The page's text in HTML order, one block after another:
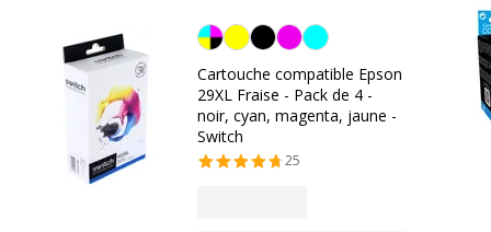
Noir/cyan/magenta/jaune
Cartouche compatible Epson
29XL Fraise - Pack de 4 -
noir, cyan, magenta, jaune -
Switch
25